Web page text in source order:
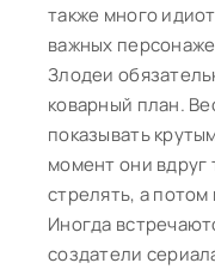
также много
важных
Злодеи
коварный план.
показывать
момент они
стрелять, а
Иногда
создатели